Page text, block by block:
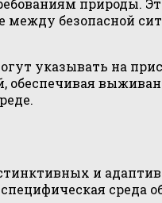
безопасной
указывать на
и
среда